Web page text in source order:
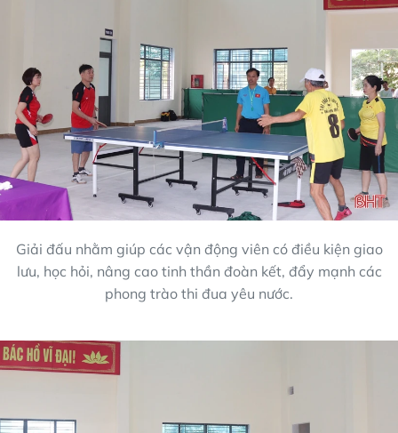
Giải đấu nhằm giúp các vận động viên có điều kiện giao
lưu, học hỏi, nâng cao tinh thần đoàn kết, đẩy mạnh các
phong trào thi đua yêu nước.